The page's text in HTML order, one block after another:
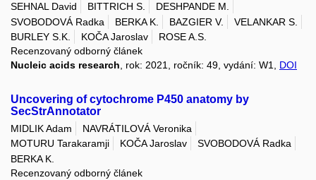
SEHNAL David BITTRICH S.
DESHPANDE M.
SVOBODOVÁ Radka
BERKA K. BAZGIER V.
VELANKAR S.
BURLEY S.K.
KOČA Jaroslav
ROSE A.S.
Recenzovaný odborný článek
Nucleic acids research , rok: 2021, ročník: 49, vydání: W1, DOI
Uncovering of cytochrome P450 anatomy by
SecStrAnnotator
MIDLIK Adam
NAVRÁTILOVÁ Veronika
MOTURU Tarakaramji
KOČA Jaroslav
SVOBODOVÁ Radka
BERKA K.
Recenzovaný odborný článek